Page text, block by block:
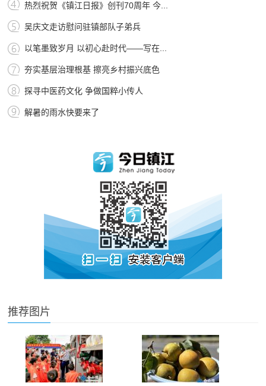
热烈祝贺《镇江日报》创刊70周年 今...
吴庆文走访慰问驻镇部队子弟兵
以笔墨致岁月 以初心赴时代——写在...
夯实基层治理根基 擦亮乡村振兴底色
探寻中医药文化 争做国粹小传人
解暑的雨水快要来了
推荐图片